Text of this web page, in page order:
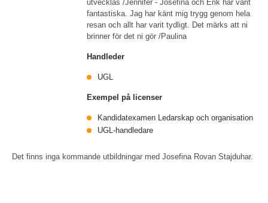
utvecklas /Jennifer - Josefina och Erik har varit
fantastiska. Jag har känt mig trygg genom hela
resan och allt har varit tydligt. Det märks att ni
brinner för det ni gör /Paulina
Handleder
UGL
Exempel på licenser
Kandidatexamen Ledarskap och organisation
UGL-handledare
Det finns inga kommande utbildningar med Josefina Rovan Stajduhar.